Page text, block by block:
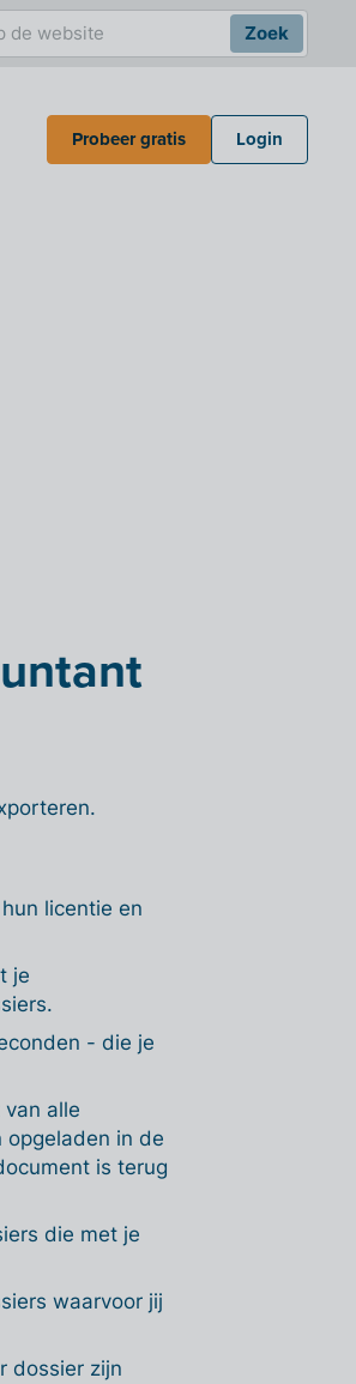
Zoek
Probeer gratis Login
licentie en
je
- die je
alle
opgeladen in de
is terug
die met je
waarvoor jij
dossier zijn